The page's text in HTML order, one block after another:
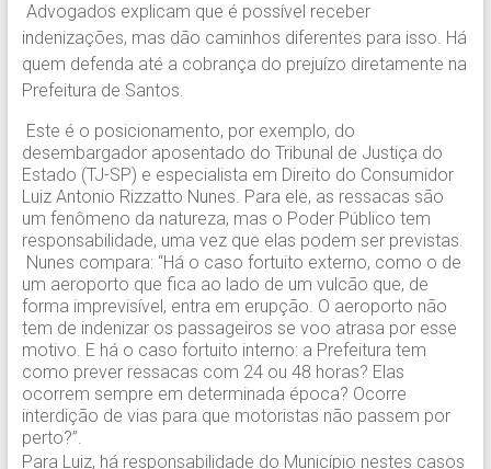
Advogados explicam que é possível receber
indenizações, mas dão caminhos diferentes para isso. Há
quem defenda até a cobrança do prejuízo diretamente na
Prefeitura de Santos.
Este é o posicionamento, por exemplo, do
desembargador aposentado do Tribunal de Justiça do
Estado (TJ-SP) e especialista em Direito do Consumidor
Luiz Antonio Rizzatto Nunes. Para ele, as ressacas são
um fenômeno da natureza, mas o Poder Público tem
responsabilidade, uma vez que elas podem ser previstas.
Nunes compara: “Há o caso fortuito externo, como o de
um aeroporto que fica ao lado de um vulcão que, de
forma imprevisível, entra em erupção. O aeroporto não
tem de indenizar os passageiros se voo atrasa por esse
motivo. E há o caso fortuito interno: a Prefeitura tem
como prever ressacas com 24 ou 48 horas? Elas
ocorrem sempre em determinada época? Ocorre
interdição de vias para que motoristas não passem por
perto?”.
Para Luiz, há responsabilidade do Município nestes casos